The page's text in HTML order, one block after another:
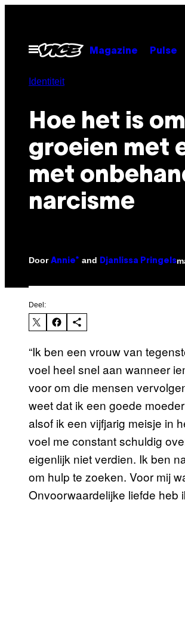
Open
menu
Magazine Pulse
Identiteit
Hoe het is
groeien met
met
narcisme
Door Annie* and Djanlissa Pringels
Deel:
“Ik ben een vrouw van
voel heel snel aan wanneer
voor om die mensen
weet dat ik een goede
alsof ik een vijfjarig meisje in
voel me constant schuldig
eigenlijk niet verdien. Ik ben
om hulp te zoeken. Voor mij
Onvoorwaardelijke liefde heb